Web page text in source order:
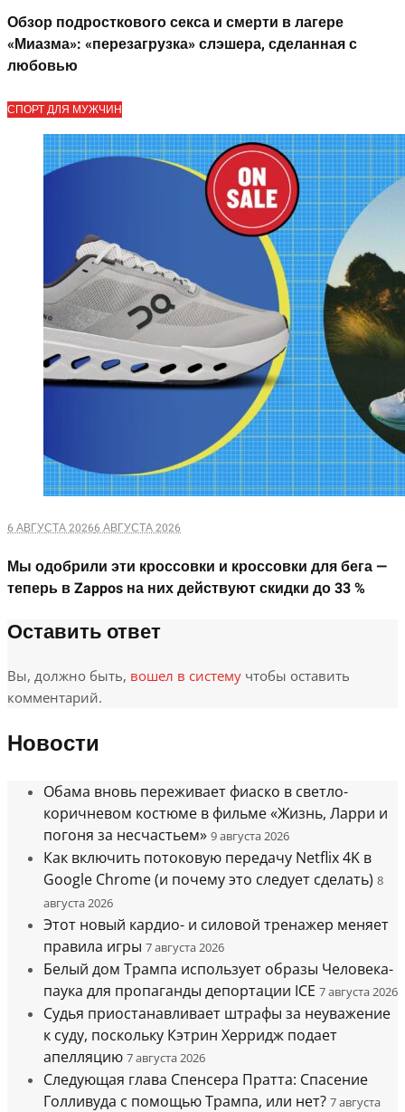
Обзор подросткового секса и смерти в лагере
«Миазма»: «перезагрузка» слэшера, сделанная с
любовью
СПОРТ ДЛЯ МУЖЧИН
6 АВГУСТА 20266 АВГУСТА 2026
Мы одобрили эти кроссовки и кроссовки для бега —
теперь в Zappos на них действуют скидки до 33 %
Оставить ответ
Вы, должно быть, вошел в систему чтобы оставить
комментарий.
Новости
Обама вновь переживает фиаско в светло-
коричневом костюме в фильме «Жизнь, Ларри и
погоня за несчастьем» 9 августа 2026
Как включить потоковую передачу Netflix 4K в
Google Chrome (и почему это следует сделать) 8
августа 2026
Этот новый кардио- и силовой тренажер меняет
правила игры 7 августа 2026
Белый дом Трампа использует образы Человека-
паука для пропаганды депортации ICE 7 августа 2026
Судья приостанавливает штрафы за неуважение
к суду, поскольку Кэтрин Херридж подает
апелляцию 7 августа 2026
Следующая глава Спенсера Пратта: Спасение
Голливуда с помощью Трампа, или нет? 7 августа